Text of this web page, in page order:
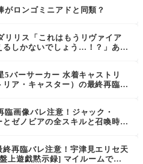
がロンゴミニアドと同類？
リリス「これはもうリヴァイア
るしかないでしょう…！？」あの
5バーサーカー 水着キャストリ
リア・キャスター）の最終再臨と
臨画像バレ注意！ジャック・
とゼノビアの全スキルと召喚時動
終再臨バレ注意！宇津見エリセ天
上遊戯黙示録] マイルームでエ